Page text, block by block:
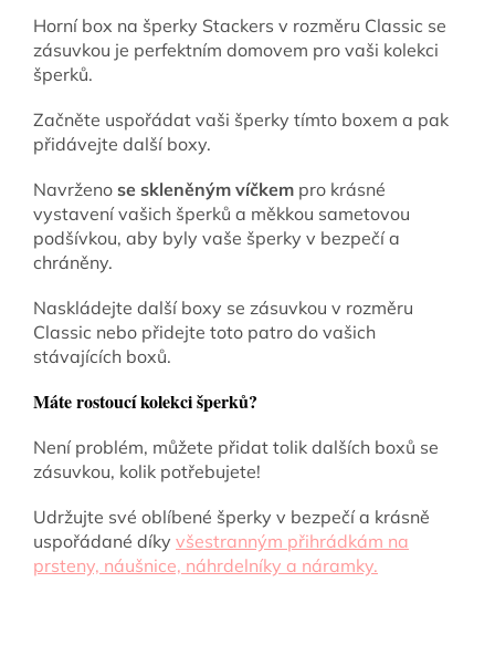
Horní box na šperky Stackers v rozměru Classic se
zásuvkou je perfektním domovem pro vaši kolekci
šperků.
Začněte uspořádat vaši šperky tímto boxem a pak
přidávejte další boxy.
Navrženo se skleněným víčkem pro krásné
vystavení vašich šperků a měkkou sametovou
podšívkou, aby byly vaše šperky v bezpečí a
chráněny.
Naskládejte další boxy se zásuvkou v rozměru
Classic nebo přidejte toto patro do vašich
stávajících boxů.
Máte rostoucí kolekci šperků?
Není problém, můžete přidat tolik dalších boxů se
zásuvkou, kolik potřebujete!
Udržujte své oblíbené šperky v bezpečí a krásně
uspořádané díky všestranným přihrádkám na
prsteny, náušnice, náhrdelníky a náramky.